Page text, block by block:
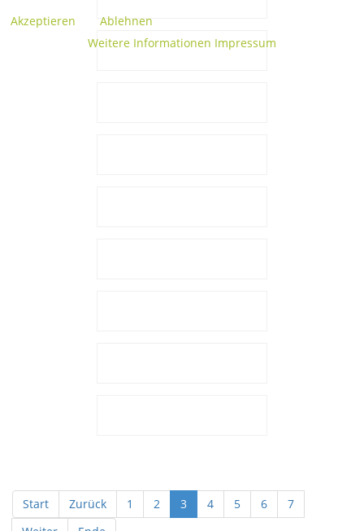
Start Zurück 1 2 3 4 5 6
7
Akzeptieren
Ablehnen
Weitere Informationen Impressum